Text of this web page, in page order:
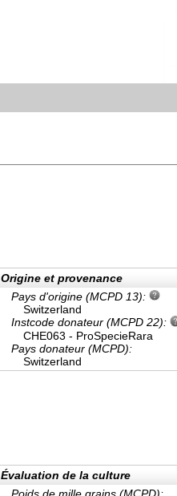
Origine et provenance
Pays d'origine (MCPD 13):
Switzerland
Instcode donateur (MCPD 22):
CHE063 - ProSpecieRara
Pays donateur (MCPD):
Switzerland
Évaluation de la culture